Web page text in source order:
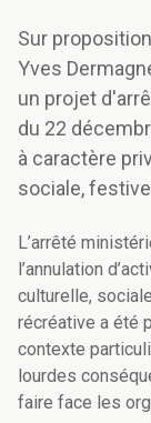
Sur
Yves
un projet
du 22
à caractère
sociale,
L’arrêté
l’annulation
culturelle,
récréative a été
contexte
lourdes
faire face les